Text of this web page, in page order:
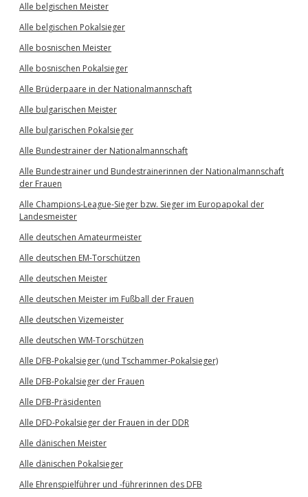
Alle belgischen Meister
Alle belgischen Pokalsieger
Alle bosnischen Meister
Alle bosnischen Pokalsieger
Alle Brüderpaare in der Nationalmannschaft
Alle bulgarischen Meister
Alle bulgarischen Pokalsieger
Alle Bundestrainer der Nationalmannschaft
Alle Bundestrainer und Bundestrainerinnen der Nationalmannschaft
der Frauen
Alle Champions-League-Sieger bzw. Sieger im Europapokal der
Landesmeister
Alle deutschen Amateurmeister
Alle deutschen EM-Torschützen
Alle deutschen Meister
Alle deutschen Meister im Fußball der Frauen
Alle deutschen Vizemeister
Alle deutschen WM-Torschützen
Alle DFB-Pokalsieger (und Tschammer-Pokalsieger)
Alle DFB-Pokalsieger der Frauen
Alle DFB-Präsidenten
Alle DFD-Pokalsieger der Frauen in der DDR
Alle dänischen Meister
Alle dänischen Pokalsieger
Alle Ehrenspielführer und -führerinnen des DFB